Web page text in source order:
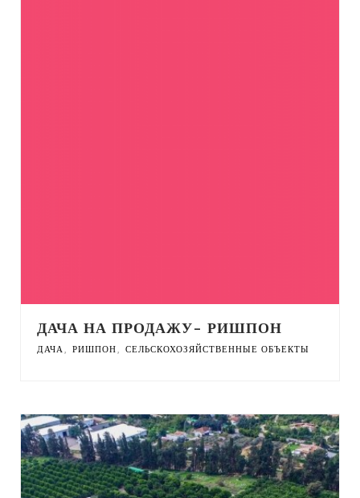
ДАЧА НА ПРОДАЖУ- РИШПОН
ДАЧА, РИШПОН, СЕЛЬСКОХОЗЯЙСТВЕННЫЕ ОБЪЕКТЫ